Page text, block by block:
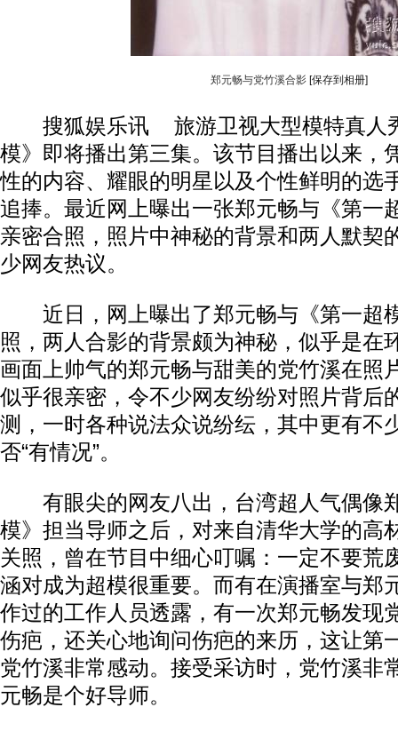
郑元畅与党竹溪合影 [保存到相册]
搜狐娱乐讯 旅游卫视大型模特真人
模》即将播出第三集。该节目播出以来，
性的内容、耀眼的明星以及个性鲜明的选
追捧。最近网上曝出一张郑元畅与《第一
亲密合照，照片中神秘的背景和两人默契
少网友热议。
近日，网上曝出了郑元畅与《第一超
照，两人合影的背景颇为神秘，似乎是在
画面上帅气的郑元畅与甜美的党竹溪在照
似乎很亲密，令不少网友纷纷对照片背后
测，一时各种说法众说纷纭，其中更有不
否“有情况”。
有眼尖的网友八出，台湾超人气偶像
模》担当导师之后，对来自清华大学的高
关照，曾在节目中细心叮嘱：一定不要荒
涵对成为超模很重要。而有在演播室与郑
作过的工作人员透露，有一次郑元畅发现
伤疤，还关心地询问伤疤的来历，这让第
党竹溪非常感动。接受采访时，党竹溪非
元畅是个好导师。